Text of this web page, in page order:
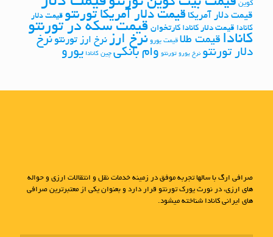
کوین
قیمت دلار آمریکا قیمت دلار آمریکا تورنتو قیمت دلار
کانادا قیمت دلار کانادا کارتخوان قیمت سکه در تورنتو
کانادا قیمت طلا قیمت یورو نرخ ارزنرخ ارز تورنتو نرخ
دلار تورنتو نرخ یورو تورنتو وام بانکی چین کانادا یورو
صرافی ارگ با سالها تجربه موفق در زمینه خدمات نقل و انتقالات ارزی و حواله
های ارزی، در نورث یورک تورنتو قرار دارد و بعنوان یکی از معتبرترین صرافی
های ایرانی کانادا شناخته میشود.